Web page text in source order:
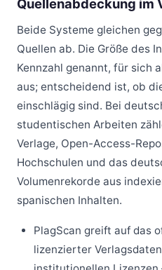
Quellenabdeckung im
Beide Systeme gleichen
Quellen ab. Die Größe des
Kennzahl genannt, für sich
aus; entscheidend ist, ob
einschlägig sind. Bei
studentischen Arbeiten
Verlage, Open-Access-
Hochschulen und das
Volumenrekorde aus
spanischen Inhalten.
PlagScan greift auf das
lizenzierter